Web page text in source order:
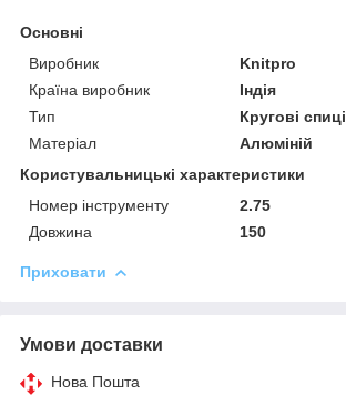
Основні
Виробник
Knitpro
Країна виробник
Індія
Тип
Кругові спиці
Матеріал
Алюміній
Користувальницькі характеристики
Номер інструменту
2.75
Довжина
150
Приховати
Умови доставки
Нова Пошта